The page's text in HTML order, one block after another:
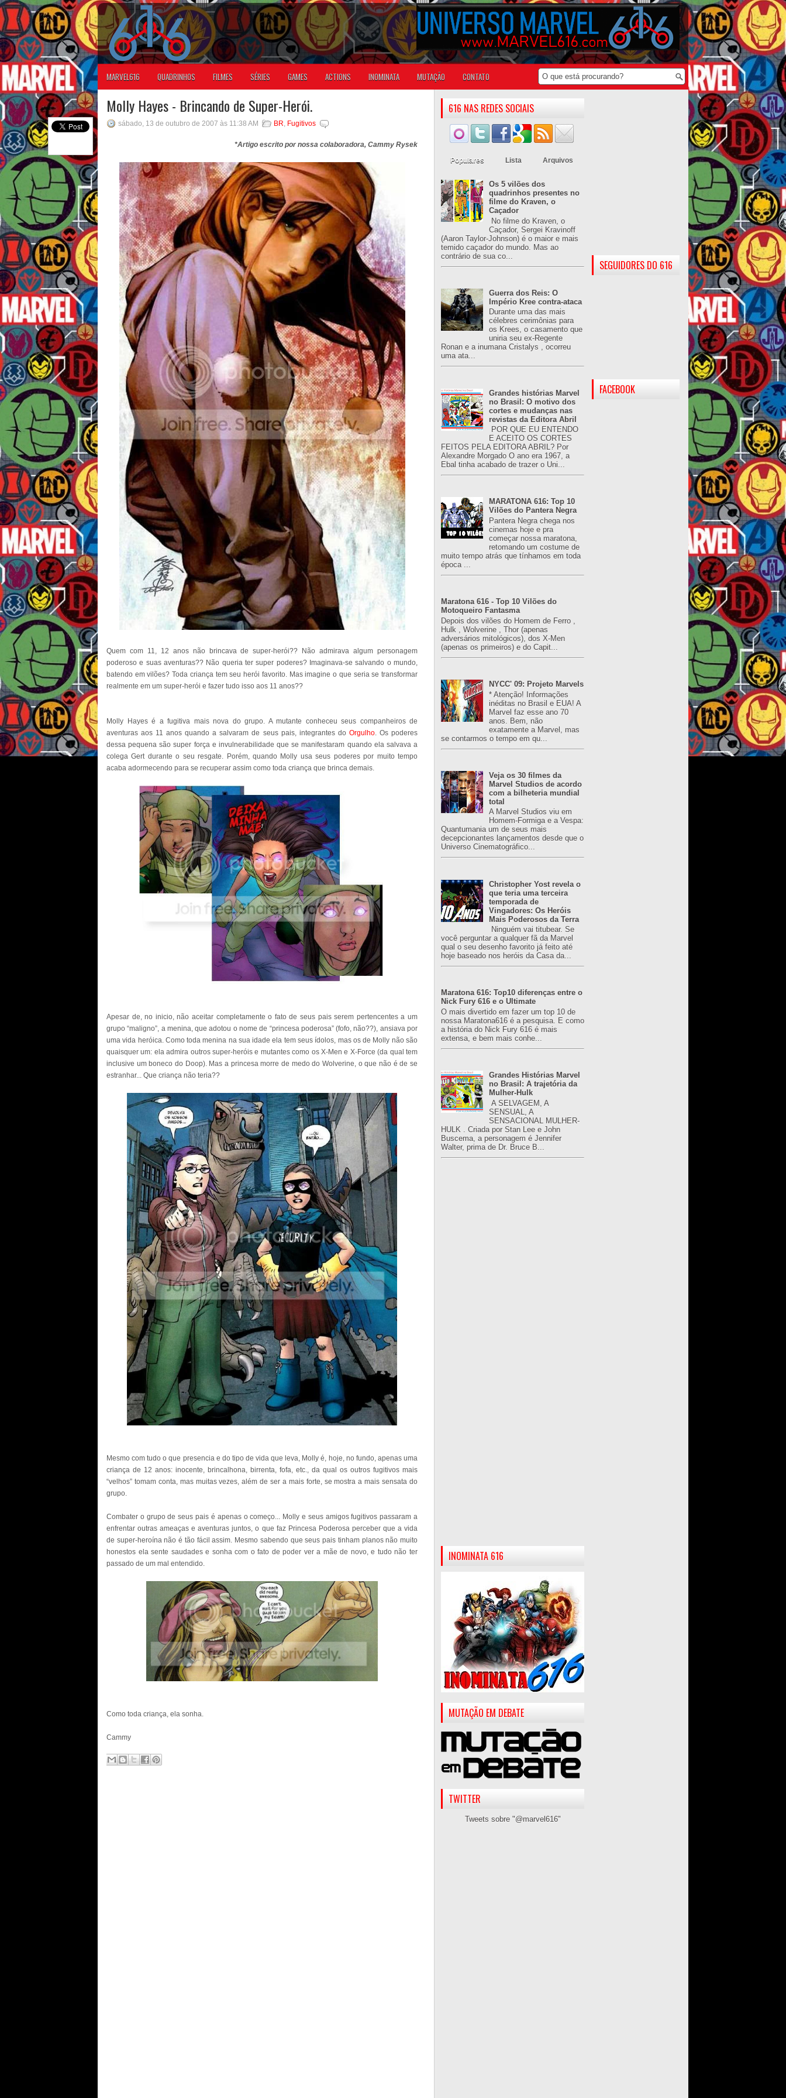
MARVEL616 QUADRINHOS FILMES SÉRIES GAMES ACTIONS INOMINATA MUTAÇÃO CONTATO
Molly Hayes - Brincando de Super-Herói.
sábado, 13 de outubro de 2007 às 11:38 AM BR, Fugitivos
*Artigo escrito por nossa colaboradora, Cammy Rysek
Quem com 11, 12 anos não brincava de super-herói?? Não admirava algum personagem
poderoso e suas aventuras?? Não queria ter super poderes? Imaginava-se salvando o mundo,
batendo em vilões? Toda criança tem seu herói favorito. Mas imagine o que seria se transformar
realmente em um super-herói e fazer tudo isso aos 11 anos??
Molly Hayes é a fugitiva mais nova do grupo. A mutante conheceu seus companheiros de
aventuras aos 11 anos quando a salvaram de seus pais, integrantes do Orgulho. Os poderes
dessa pequena são super força e invulnerabilidade que se manifestaram quando ela salvava a
colega Gert durante o seu resgate. Porém, quando Molly usa seus poderes por muito tempo
acaba adormecendo para se recuperar assim como toda criança que brinca demais.
Apesar de, no inicio, não aceitar completamente o fato de seus pais serem pertencentes a um
grupo “maligno”, a menina, que adotou o nome de “princesa poderosa” (fofo, não??), ansiava por
uma vida heróica. Como toda menina na sua idade ela tem seus ídolos, mas os de Molly não são
quaisquer um: ela admira outros super-heróis e mutantes como os X-Men e X-Force (da qual tem
inclusive um boneco do Doop). Mas a princesa morre de medo do Wolverine, o que não é de se
estranhar... Que criança não teria??
Mesmo com tudo o que presencia e do tipo de vida que leva, Molly é, hoje, no fundo, apenas uma
criança de 12 anos: inocente, brincalhona, birrenta, fofa, etc., da qual os outros fugitivos mais
“velhos” tomam conta, mas muitas vezes, além de ser a mais forte, se mostra a mais sensata do
grupo.
Combater o grupo de seus pais é apenas o começo... Molly e seus amigos fugitivos passaram a
enfrentar outras ameaças e aventuras juntos, o que faz Princesa Poderosa perceber que a vida
de super-heroína não é tão fácil assim. Mesmo sabendo que seus pais tinham planos não muito
honestos ela sente saudades e sonha com o fato de poder ver a mãe de novo, e tudo não ter
passado de um mal entendido.
Como toda criança, ela sonha.
Cammy
616 NAS REDES SOCIAIS
Populares Lista Arquivos
Os 5 vilões dos
quadrinhos presentes no
filme do Kraven, o
Caçador
No filme do Kraven, o
Caçador, Sergei Kravinoff
(Aaron Taylor-Johnson) é o maior e mais
temido caçador do mundo. Mas ao
contrário de sua co...
Guerra dos Reis: O
Império Kree contra-ataca
Durante uma das mais
célebres cerimônias para
os Krees, o casamento que
uniria seu ex-Regente
Ronan e a inumana Cristalys , ocorreu
uma ata...
Grandes histórias Marvel
no Brasil: O motivo dos
cortes e mudanças nas
revistas da Editora Abril
POR QUE EU ENTENDO
E ACEITO OS CORTES
FEITOS PELA EDITORA ABRIL? Por
Alexandre Morgado O ano era 1967, a
Ebal tinha acabado de trazer o Uni...
MARATONA 616: Top 10
Vilões do Pantera Negra
Pantera Negra chega nos
cinemas hoje e pra
começar nossa maratona,
retomando um costume de
muito tempo atrás que tínhamos em toda
época ...
Maratona 616 - Top 10 Vilões do
Motoqueiro Fantasma
Depois dos vilões do Homem de Ferro ,
Hulk , Wolverine , Thor (apenas
adversários mitológicos), dos X-Men
(apenas os primeiros) e do Capit...
NYCC' 09: Projeto Marvels
* Atenção! Informações
inéditas no Brasil e EUA! A
Marvel faz esse ano 70
anos. Bem, não
exatamente a Marvel, mas
se contarmos o tempo em qu...
Veja os 30 filmes da
Marvel Studios de acordo
com a bilheteria mundial
total
A Marvel Studios viu em
Homem-Formiga e a Vespa:
Quantumania um de seus mais
decepcionantes lançamentos desde que o
Universo Cinematográfico...
Christopher Yost revela o
que teria uma terceira
temporada de
Vingadores: Os Heróis
Mais Poderosos da Terra
Ninguém vai titubear. Se
você perguntar a qualquer fã da Marvel
qual o seu desenho favorito já feito até
hoje baseado nos heróis da Casa da...
Maratona 616: Top10 diferenças entre o
Nick Fury 616 e o Ultimate
O mais divertido em fazer um top 10 de
nossa Maratona616 é a pesquisa. E como
a história do Nick Fury 616 é mais
extensa, e bem mais conhe...
Grandes Histórias Marvel
no Brasil: A trajetória da
Mulher-Hulk
A SELVAGEM, A
SENSUAL, A
SENSACIONAL MULHER-
HULK . Criada por Stan Lee e John
Buscema, a personagem é Jennifer
Walter, prima de Dr. Bruce B...
INOMINATA 616
MUTAÇÃO EM DEBATE
TWITTER
Tweets sobre "@marvel616"
SEGUIDORES DO 616
FACEBOOK